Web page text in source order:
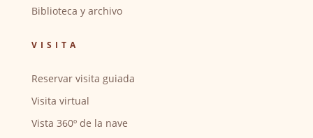
Biblioteca y archivo
VISITA
Reservar visita guiada
Visita virtual
Vista 360º de la nave